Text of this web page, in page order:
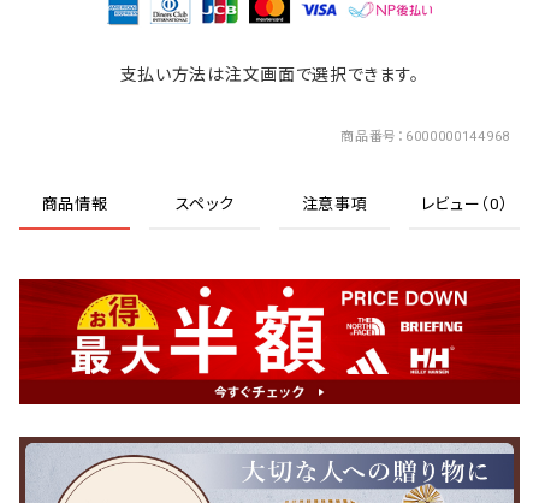
支払い方法は注文画面で選択できます。
商品番号 6000000144968
商品情報 スペック 注意事項 レビュー（0）